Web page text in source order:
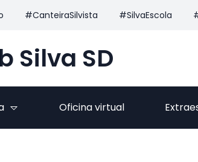
#CanteiraSilvista #SilvaEscola
Silva SD
Oficina virtual